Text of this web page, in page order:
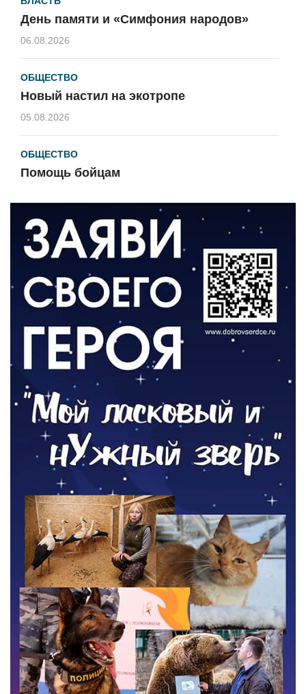
День памяти и «Симфония народов»
06.08.2026
ОБЩЕСТВО
Новый настил на экотропе
05.08.2026
ОБЩЕСТВО
Помощь бойцам
ВЛАСТЬ
«Второй старт» для ветеранов СВО
РАЗЪЯСНЯЕМ
Контракт с новой выплатой
05.08.2026